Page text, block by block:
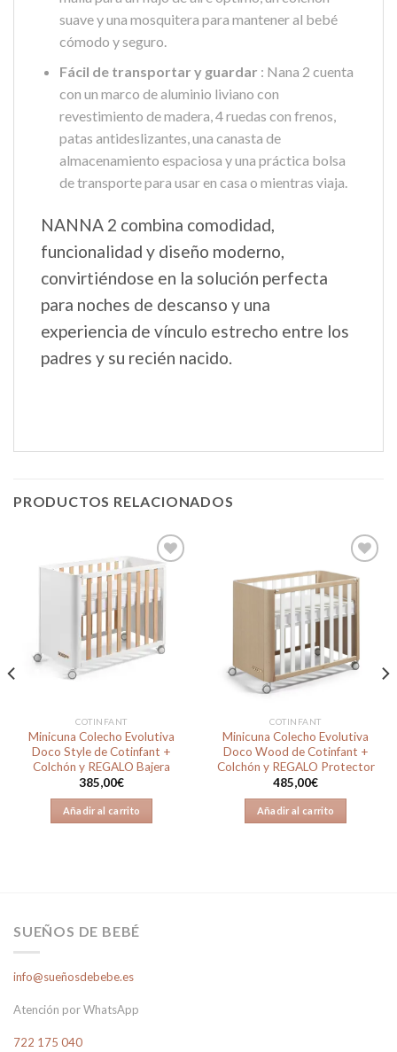
suave y una mosquitera para mantener al bebé
cómodo y seguro.
Fácil de transportar y guardar : Nana 2 cuenta
con un marco de aluminio liviano con
revestimiento de madera, 4 ruedas con frenos,
patas antideslizantes, una canasta de
almacenamiento espaciosa y una práctica bolsa
de transporte para usar en casa o mientras viaja.
NANNA 2 combina comodidad,
funcionalidad y diseño moderno,
convirtiéndose en la solución perfecta
para noches de descanso y una
experiencia de vínculo estrecho entre los
padres y su recién nacido.
PRODUCTOS RELACIONADOS
Añadir
deseos
COTINFANT
Minicuna Colecho Evolutiva
Doco Style de Cotinfant +
Colchón y REGALO Bajera
385,00€
Añadir al carrito
Añadir
a la
COTINFANT
Minicuna Colecho Evolutiva
Doco Wood de Cotinfant +
Colchón y REGALO Protector
485,00€
Añadir al carrito
SUEÑOS DE BEBÉ
info@sueñosdebebe.es
Atención por WhatsApp
722 175 040